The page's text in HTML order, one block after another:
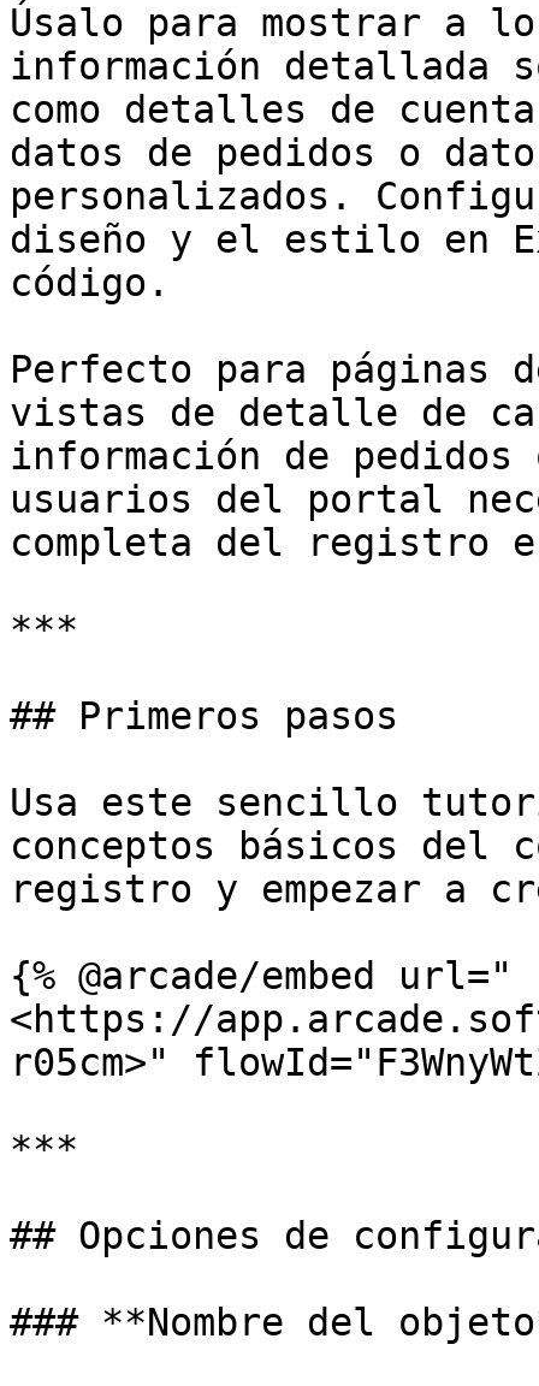
Úsalo para mostrar a
información detallada
como detalles de
datos de pedidos o
personalizados.
diseño y el estilo en
código.
Perfecto para páginas
vistas de detalle de
información de
usuarios del portal
completa del registro
***
## Primeros pasos
Usa este sencillo
conceptos básicos del
registro y empezar a
{% @arcade/embed url="
<https://
r05cm>"
***
## Opciones de
### **Nombre del